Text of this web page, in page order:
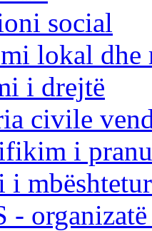
social
lokal dhe
i drejtë
civile
i
i
-